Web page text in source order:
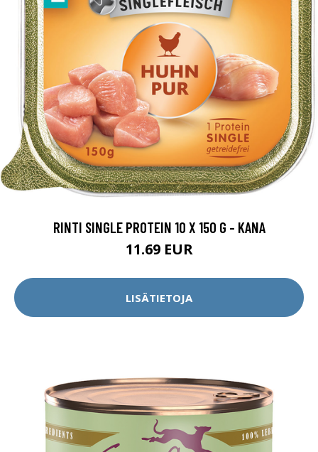
RINTI SINGLE PROTEIN 10 X 150 G - KANA
11.69 EUR
LISÄTIETOJA